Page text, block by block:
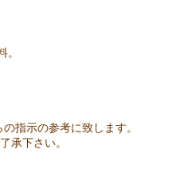
指示の参考に致します。
承下さい。